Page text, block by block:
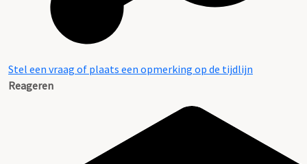
Stel een vraag of plaats een opmerking op de tijdlijn
Reageren